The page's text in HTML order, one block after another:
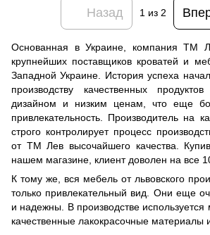
Назад 1из 2
Основанная в Украине, компания ТМ
крупнейших поставщиков кроватей и
Западной Украине. История успеха
производству качественных
дизайном и низким ценам, что еще
привлекательность. Производитель на
строго контролирует процесс
от ТМ Лев высочайшего качества.
нашем магазине, клиент доволен на все
К тому же, вся мебель от львовского
только привлекательный вид. Они еще
и надежны. В производстве используется
качественные лакокрасочные материалы